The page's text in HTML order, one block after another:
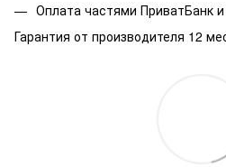
Оплата частями ПриватБанк
Гарантия от производителя 12